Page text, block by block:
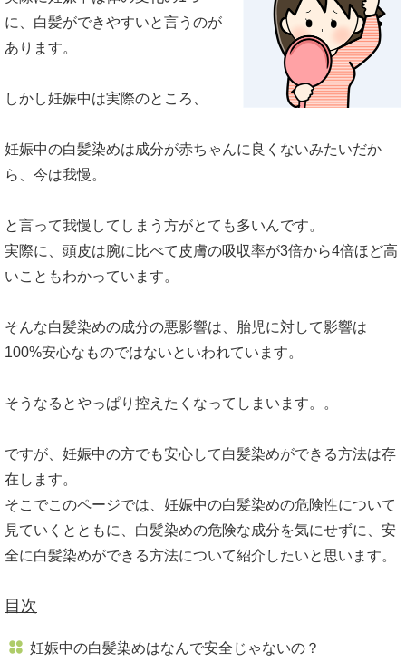
師もいる
最近の白髪染めは安全性が高くなっている
の？
ヘアマニキュアでオススメなのが利尻ヘア
妊娠中の白髪対策は「ミネラル」の摂取も
重要
に、白髪ができやすいと言うのが
あります。
しかし妊娠中は実際のところ、
妊娠中の白髪染めは成分が赤ちゃんに良くないみたいだか
ら、今は我慢。
と言って我慢してしまう方がとても多いんです。
実際に、頭皮は腕に比べて皮膚の吸収率が3倍から4倍ほど高
いこともわかっています。
そんな白髪染めの成分の悪影響は、胎児に対して影響は
100%安心なものではないといわれています。
そうなるとやっぱり控えたくなってしまいます。。
ですが、妊娠中の方でも安心して白髪染めができる方法は存
在します。
そこでこのページでは、妊娠中の白髪染めの危険性について
見ていくとともに、白髪染めの危険な成分を気にせずに、安
全に白髪染めができる方法について紹介したいと思います。
目次
妊娠中の白髪染めはなんで安全じゃないの？